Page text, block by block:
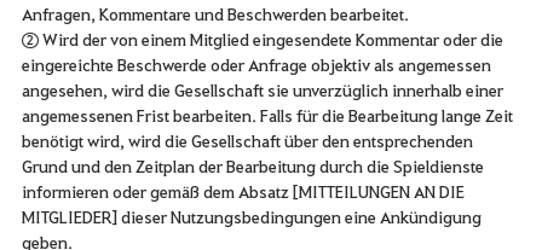
Anfragen, Kommentare und Beschwerden bearbeitet.
② Wird der von einem Mitglied eingesendete Kommentar oder die
eingereichte Beschwerde oder Anfrage objektiv als angemessen
angesehen, wird die Gesellschaft sie unverzüglich innerhalb einer
angemessenen Frist bearbeiten. Falls für die Bearbeitung lange Zeit
benötigt wird, wird die Gesellschaft über den entsprechenden
Grund und den Zeitplan der Bearbeitung durch die Spieldienste
informieren oder gemäß dem Absatz [MITTEILUNGEN AN DIE
MITGLIEDER] dieser Nutzungsbedingungen eine Ankündigung
geben.